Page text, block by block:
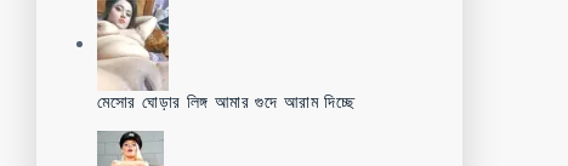
মেসোর ঘোড়ার লিঙ্গ আমার গুদে আরাম দিচ্ছে